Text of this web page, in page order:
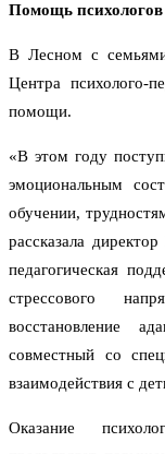
Помощь психологов
В Лесном с
Центра психолого-
помощи.
«В этом году
эмоциональным
обучении,
рассказала
педагогическая
стрессового
восстановление
совместный со
взаимодействия с
Оказание